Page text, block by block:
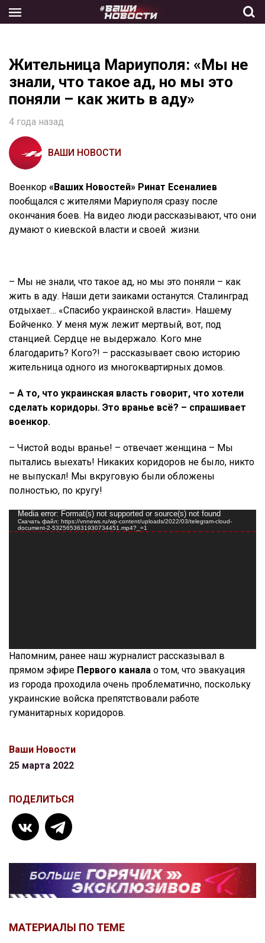
the
Жительница Мариуполя: «Мы не
знали, что такое ад, но мы это
поняли – как жить в аду»
4 года назад
ВАШИ НОВОСТИ
Военкор «Ваших Новостей» Ринат Есеналиев
пообщался с жителями Мариуполя сразу после
окончания боев. На видео люди рассказывают, что они
думают о киевской власти и своей жизни.
– Мы не знали, что такое ад, но мы это поняли – как
жить в аду. Наши дети заиками останутся. Сталинград
отдыхает… «Спасибо украинской власти». Нашему
Бойченко. У меня муж лежит мертвый, вот, под
станцией. Сердце не выдержало. Кого мне
благодарить? Кого?! – рассказывает свою историю
жительница одного из многоквартирных домов.
– А то, что украинская власть говорит, что хотели
сделать коридоры. Это вранье всё? – спрашивает
военкор.
– Чистой воды вранье! – отвечает женщина – Мы
пытались выехать! Никаких коридоров не было, никто
не выпускал! Мы вкруговую были обложены
полностью, по кругу!
Видеоплеер
Media error: Format(s) not supported or source(s) not found
Скачать файл: https://vnnews.ru/wp-content/uploads/2022/03/telegram-cloud-
document-2-5325653631930734451.mp4?_=1
Напомним, ранее наш журналист рассказывал в
прямом эфире Первого канала о том, что эвакуация
из города проходила очень проблематично, поскольку
украинские войска препятствовали работе
гуманитарных коридоров.
Ваши Новости
25 марта 2022
ПОДЕЛИТЬСЯ
МАТЕРИАЛЫ ПО ТЕМЕ